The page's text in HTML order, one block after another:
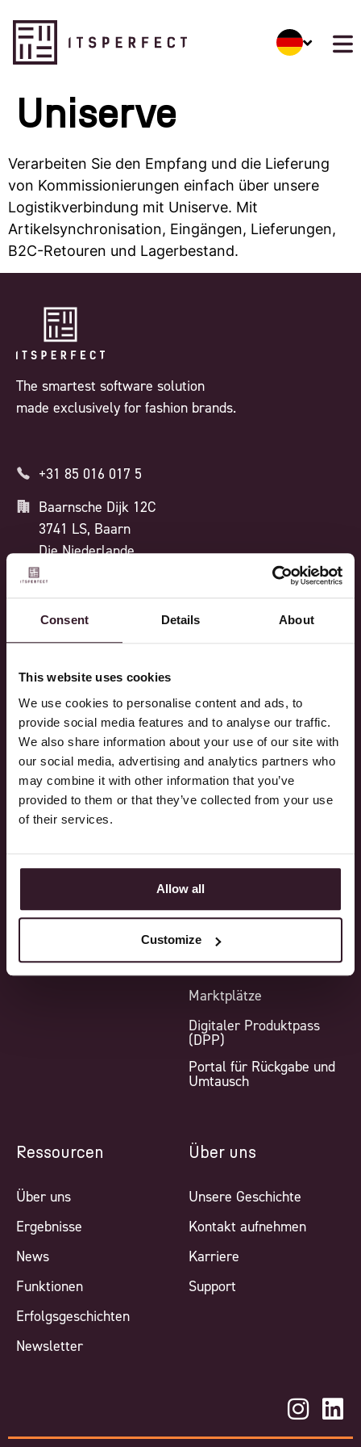
Consent Details About
This website uses cookies
We use cookies to personalise content and ads, to
provide social media features and to analyse our traffic.
We also share information about your use of our site with
our social media, advertising and analytics partners who
may combine it with other information that you’ve
provided to them or that they’ve collected from your use
of their services.
Allow all
Customize
Uniserve
Verarbeiten Sie den Empfang und die Lieferung
von Kommissionierungen einfach über unsere
Logistikverbindung mit Uniserve. Mit
Artikelsynchronisation, Eingängen, Lieferungen,
B2C-Retouren und Lagerbestand.
The smartest software solution
made exclusively for fashion brands.
+31 85 016 017 5
Baarnsche Dijk 12C
3741 LS, Baarn
Die Niederlande
Prozesse
Design
Verkauf
Einkauf
Produktion
Finanzen
Alle Features
Core Plattform
Standardfunktionen
Zusatzmodule
Point-of-Sale
Mustermodul
Warehouse-Management-
System (WMS)
B2B-Webshop
Marktplätze
Digitaler Produktpass
(DPP)
Portal für Rückgabe und
Umtausch
Ressourcen
Über uns
Ergebnisse
News
Funktionen
Erfolgsgeschichten
Newsletter
Über uns
Unsere Geschichte
Kontakt aufnehmen
Karriere
Support